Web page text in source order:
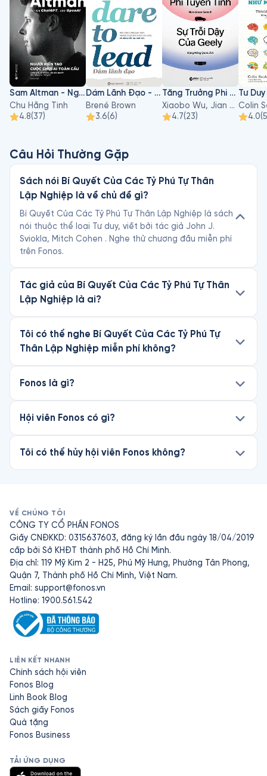
Sam Altman - Người Kiến Tạo Cuộc Chơi AI Toàn Cầu
Chu Hằng Tinh
4.8(37)
Dám Lãnh Đạo - Dare To Lead
Brené Brown
3.6(6)
Tăng Trưởng Phi Tuyến Tính - Sự Trỗi Dậy Của Geely
Xiaobo Wu, Jian Du, Sihan Li
4.7(23)
Colin
4.0(
Câu Hỏi Thường Gặp
Sách nói Bí Quyết Của Các Tỷ Phú Tự Thân
Lập Nghiệp là về chủ đề gì?
Bí Quyết Của Các Tỷ Phú Tự Thân Lập Nghiệp là sách
nói thuộc thể loại Tư duy, viết bởi tác giả John J.
Sviokla, Mitch Cohen . Nghe thử chương đầu miễn phí
trên Fonos.
Tác giả của Bí Quyết Của Các Tỷ Phú Tự Thân
Lập Nghiệp là ai?
Tôi có thể nghe Bí Quyết Của Các Tỷ Phú Tự
Thân Lập Nghiệp miễn phí không?
Fonos là gì?
Hội viên Fonos có gì?
Tôi có thể hủy hội viên Fonos không?
VỀ CHÚNG TÔI
CÔNG TY CỔ PHẦN FONOS
Giấy CNĐKKD: 0315637603, đăng ký lần đầu ngày 18/04/2019
cấp bởi Sở KHĐT thành phố Hồ Chí Minh.
Địa chỉ: 119 Mỹ Kim 2 - H25, Phú Mỹ Hưng, Phường Tân Phong,
Quận 7, Thành phố Hồ Chí Minh, Việt Nam.
Email: support@fonos.vn
Hotline: 1900.561.542
LIÊN KẾT NHANH
Chính sách hội viên
Fonos Blog
Linh Book Blog
Sách giấy Fonos
Quà tặng
Fonos Business
TẢI ỨNG DỤNG